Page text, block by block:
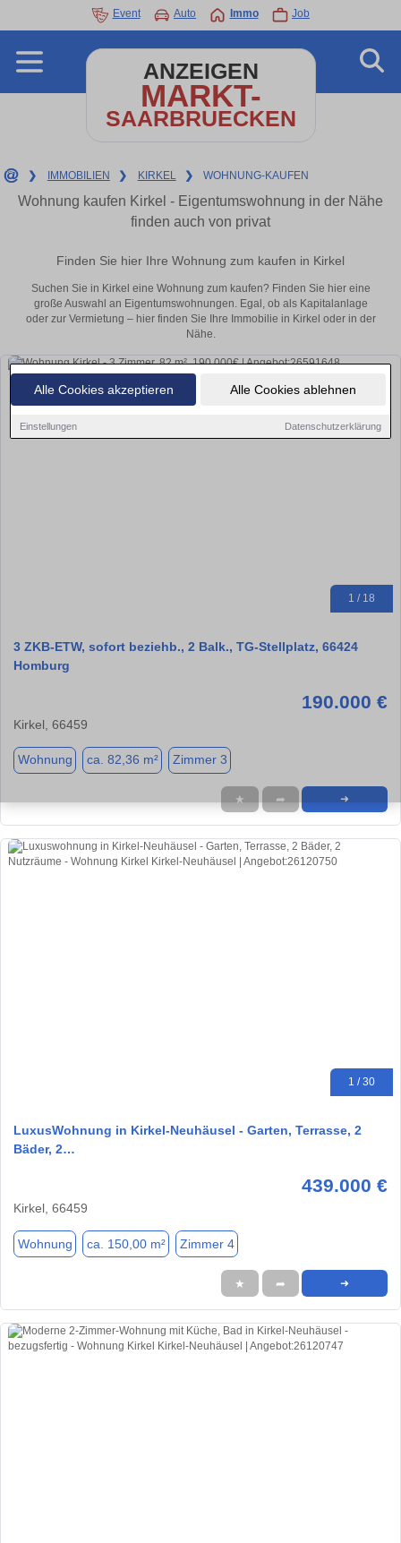
Alle Cookies akzeptieren Alle Cookies ablehnen
Einstellungen Datenschutzerklärung
Event Auto Immo Job
ANZEIGEN
MARKT-
SAARBRUECKEN
❯ IMMOBILIEN ❯ KIRKEL ❯ WOHNUNG-KAUFEN
Wohnung kaufen Kirkel - Eigentumswohnung in der Nähe
finden auch von privat
Finden Sie hier Ihre Wohnung zum kaufen in Kirkel
Suchen Sie in Kirkel eine Wohnung zum kaufen? Finden Sie hier eine
große Auswahl an Eigentumswohnungen. Egal, ob als Kapitalanlage
oder zur Vermietung – hier finden Sie Ihre Immobilie in Kirkel oder in der
Nähe.
1 / 18
3 ZKB-ETW, sofort beziehb., 2 Balk., TG-Stellplatz, 66424
Homburg
190.000 €
Kirkel, 66459
Wohnung ca. 82,36 m² Zimmer 3
★ ➦ ➜
1 / 30
LuxusWohnung in Kirkel-Neuhäusel - Garten, Terrasse, 2
Bäder, 2…
439.000 €
Kirkel, 66459
Wohnung ca. 150,00 m² Zimmer 4
★ ➦ ➜